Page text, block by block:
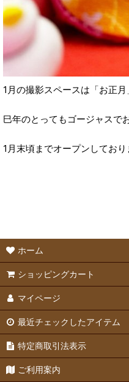
1月の撮影スペースは「お正
巳年のとってもゴージャスで
1月末頃までオープンしてお
ホーム
ショッピングカート
マイページ
最近チェックしたアイテム
特定商取引法表示
ご利用案内